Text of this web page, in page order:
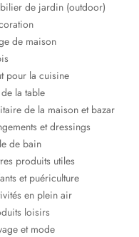
de jardin (outdoor)
de maison
pour la cuisine
la table
de la maison et bazar
et dressings
de bain
produits utiles
et puériculture
en plein air
loisirs
et mode